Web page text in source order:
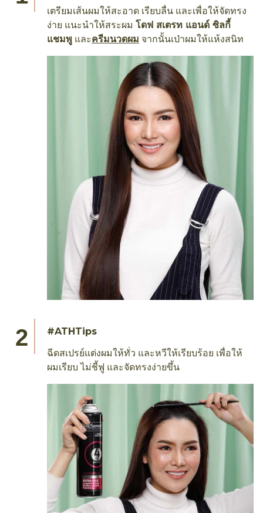
เตรียมเส้นผมให้สะอาด เรียบลื่น และเพื่อให้จัดทรง
ง่าย แนะนำให้สระผม โดฟ สเตรท แอนด์ ซิลกี้
แชมพู และครีมนวดผม จากนั้นเป่าผมให้แห้งสนิท
#ATHTips
ฉีดสเปรย์แต่งผมให้ทั่ว และหวีให้เรียบร้อย เพื่อให้
ผมเรียบ ไม่ชี้ฟู และจัดทรงง่ายขึ้น